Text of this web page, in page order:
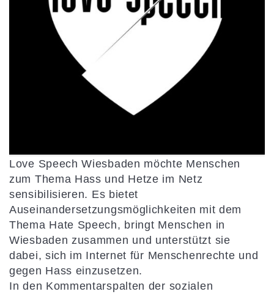
Love Speech Wiesbaden möchte Menschen
zum Thema Hass und Hetze im Netz
sensibilisieren. Es bietet
Auseinandersetzungsmöglichkeiten mit dem
Thema Hate Speech, bringt Menschen in
Wiesbaden zusammen und unterstützt sie
dabei, sich im Internet für Menschenrechte und
gegen Hass einzusetzen.
In den Kommentarspalten der sozialen